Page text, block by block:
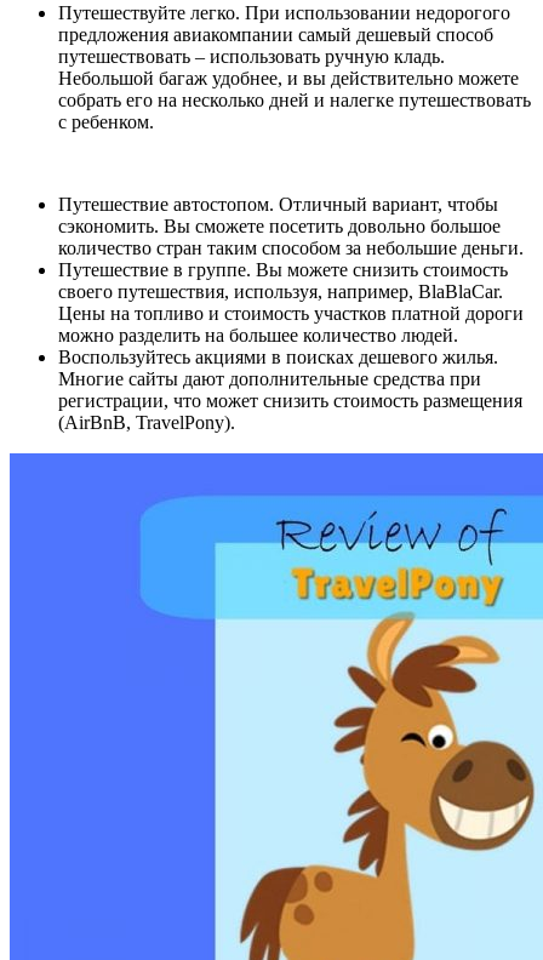
Путешествуйте легко. При использовании недорогого
предложения авиакомпании самый дешевый способ
путешествовать – использовать ручную кладь.
Небольшой багаж удобнее, и вы действительно можете
собрать его на несколько дней и налегке путешествовать
с ребенком.
Путешествие автостопом. Отличный вариант, чтобы
сэкономить. Вы сможете посетить довольно большое
количество стран таким способом за небольшие деньги.
Путешествие в группе. Вы можете снизить стоимость
своего путешествия, используя, например, BlaBlaCar.
Цены на топливо и стоимость участков платной дороги
можно разделить на большее количество людей.
Воспользуйтесь акциями в поисках дешевого жилья.
Многие сайты дают дополнительные средства при
регистрации, что может снизить стоимость размещения
(AirBnB, TravelPony).